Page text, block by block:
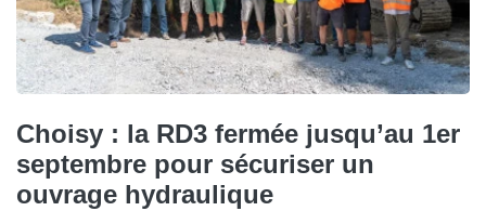
Choisy : la RD3 fermée jusqu’au 1er
septembre pour sécuriser un
ouvrage hydraulique